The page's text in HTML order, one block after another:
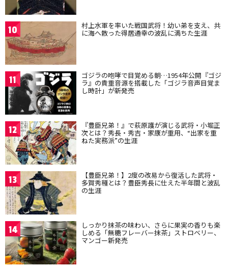
10 村上水軍を率いた戦国武将！幼い弟を支え、共
に海へ散った得居通幸の波乱に満ちた生涯
11 ゴジラの咆哮で目覚める朝…1954年公開『ゴジ
ラ』の貴重音源を搭載した「ゴジラ音声目覚ま
し時計」が新発売
12 『豊臣兄弟！』で萩原護が演じる武将・小堀正
次とは？秀長・秀吉・家康が重用、“出家を重
ねた実務派”の生涯
13 【豊臣兄弟！】2度の改易から復活した武将・
多賀秀種とは？豊臣秀長に仕えた半年間と波乱
の生涯
14 しっかり抹茶の味わい、さらに果実の香りも楽
しめる「無糖フレーバー抹茶」ストロベリー、
マンゴー新発売